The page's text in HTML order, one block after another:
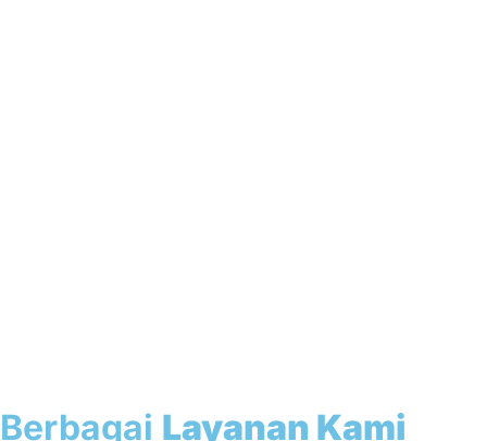
Berbagai Layanan Kami